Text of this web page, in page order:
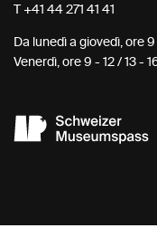
T +41 44 271 41 41
Da lunedì a giovedì, ore 9
Venerdì, ore 9 - 12 / 13 -